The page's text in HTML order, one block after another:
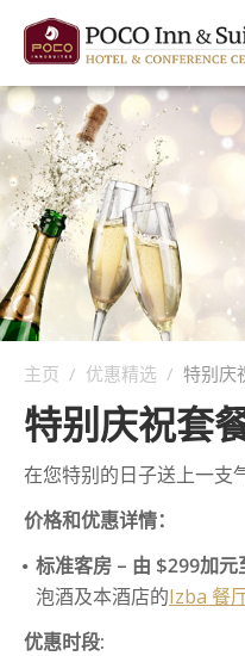
Skip
to
content
ENGLISH 简体中文
主页
关于酒店
酒店概况
酒店环境
方向与地图
留言推荐
客房与套房
西翼客房
高级单床客房
商务客房
高级客房
高级双床客房
东翼客房
标准单床客房
标准双床客房
标准特大床加沙发床
主题客房
重温50年代
荒岛探秘
招待套房
餐饮与酒廊
服务与休闲
概况
商务服务
健美中心
高尔夫球
活动
婚宴与庆典
会议与宴会
填写申请表格
图片与视频
优惠精选
联系我们
主页 / 优惠精选 / 特别庆
特别庆祝套
在您特别的日子送上一支
价格和优惠详情：
标准客房 – 由 $299加
泡酒及本酒店的Izba 餐
优惠时段: